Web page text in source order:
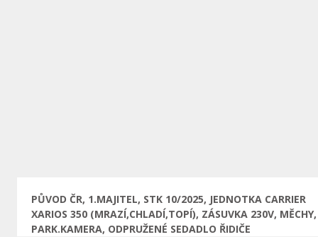
PŮVOD ČR, 1.MAJITEL, STK 10/2025, JEDNOTKA CARRIER
XARIOS 350 (MRAZÍ,CHLADÍ,TOPÍ), ZÁSUVKA 230V, MĚCHY,
PARK.KAMERA, ODPRUŽENÉ SEDADLO ŘIDIČE